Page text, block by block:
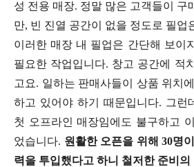
성 전용 매장. 정말 많은 고객들이 구
만, 빈 진열 공간이 없을 정도로 필업
이러한 매장 내 필업은 간단해 보이
필요한 작업입니다. 창고 공간에 적
고요. 일하는 판매사들이 상품 위치
하고 있어야 하기 때문입니다. 그런
첫 오프라인 매장임에도 불구하고
었습니다. 원활한 오픈을 위해 30명
력을 투입했다고 하니 철저한 준비